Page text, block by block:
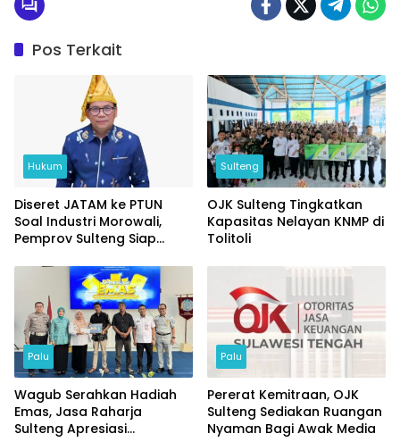
Pos Terkait
Hukum
Diseret JATAM ke PTUN
Soal Industri Morowali,
Pemprov Sulteng Siap
Sulteng
OJK Sulteng Tingkatkan
Kapasitas Nelayan KNMP di
Tolitoli
Palu
Wagub Serahkan Hadiah
Emas, Jasa Raharja
Sulteng Apresiasi
Palu
Pererat Kemitraan, OJK
Sulteng Sediakan Ruangan
Nyaman Bagi Awak Media